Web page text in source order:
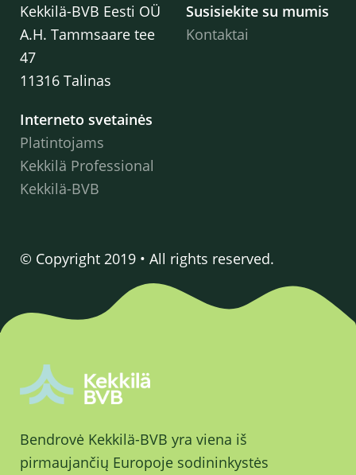
Kekkilä-BVB Eesti OÜ
A.H. Tammsaare tee
47
11316 Talinas
Susisiekite su mumis
Kontaktai
Interneto svetainės
Platintojams
Kekkilä Professional
Kekkilä-BVB
© Copyright 2019 • All rights reserved.
Bendrovė Kekkilä-BVB yra viena iš
pirmaujančių Europoje sodininkystės